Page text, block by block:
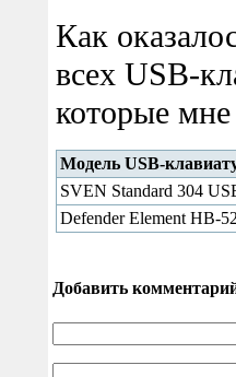
Как
всех USB-
которые мне
Модель USB-
SVEN Standard 304
Defender Element HB-
Добавить